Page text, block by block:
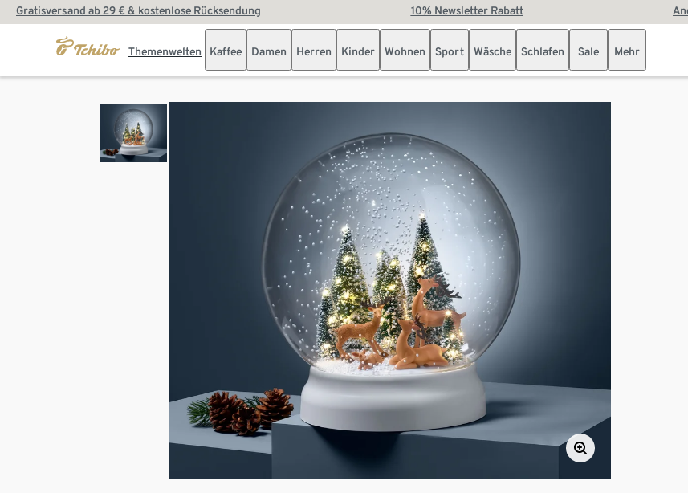
Gratisversand ab 29 € & kostenlose Rücksendung 10% Newsletter Rabatt
Themenwelten Kaffee Damen Herren Kinder Wohnen Sport Wäsche Schlafen Sale Mehr